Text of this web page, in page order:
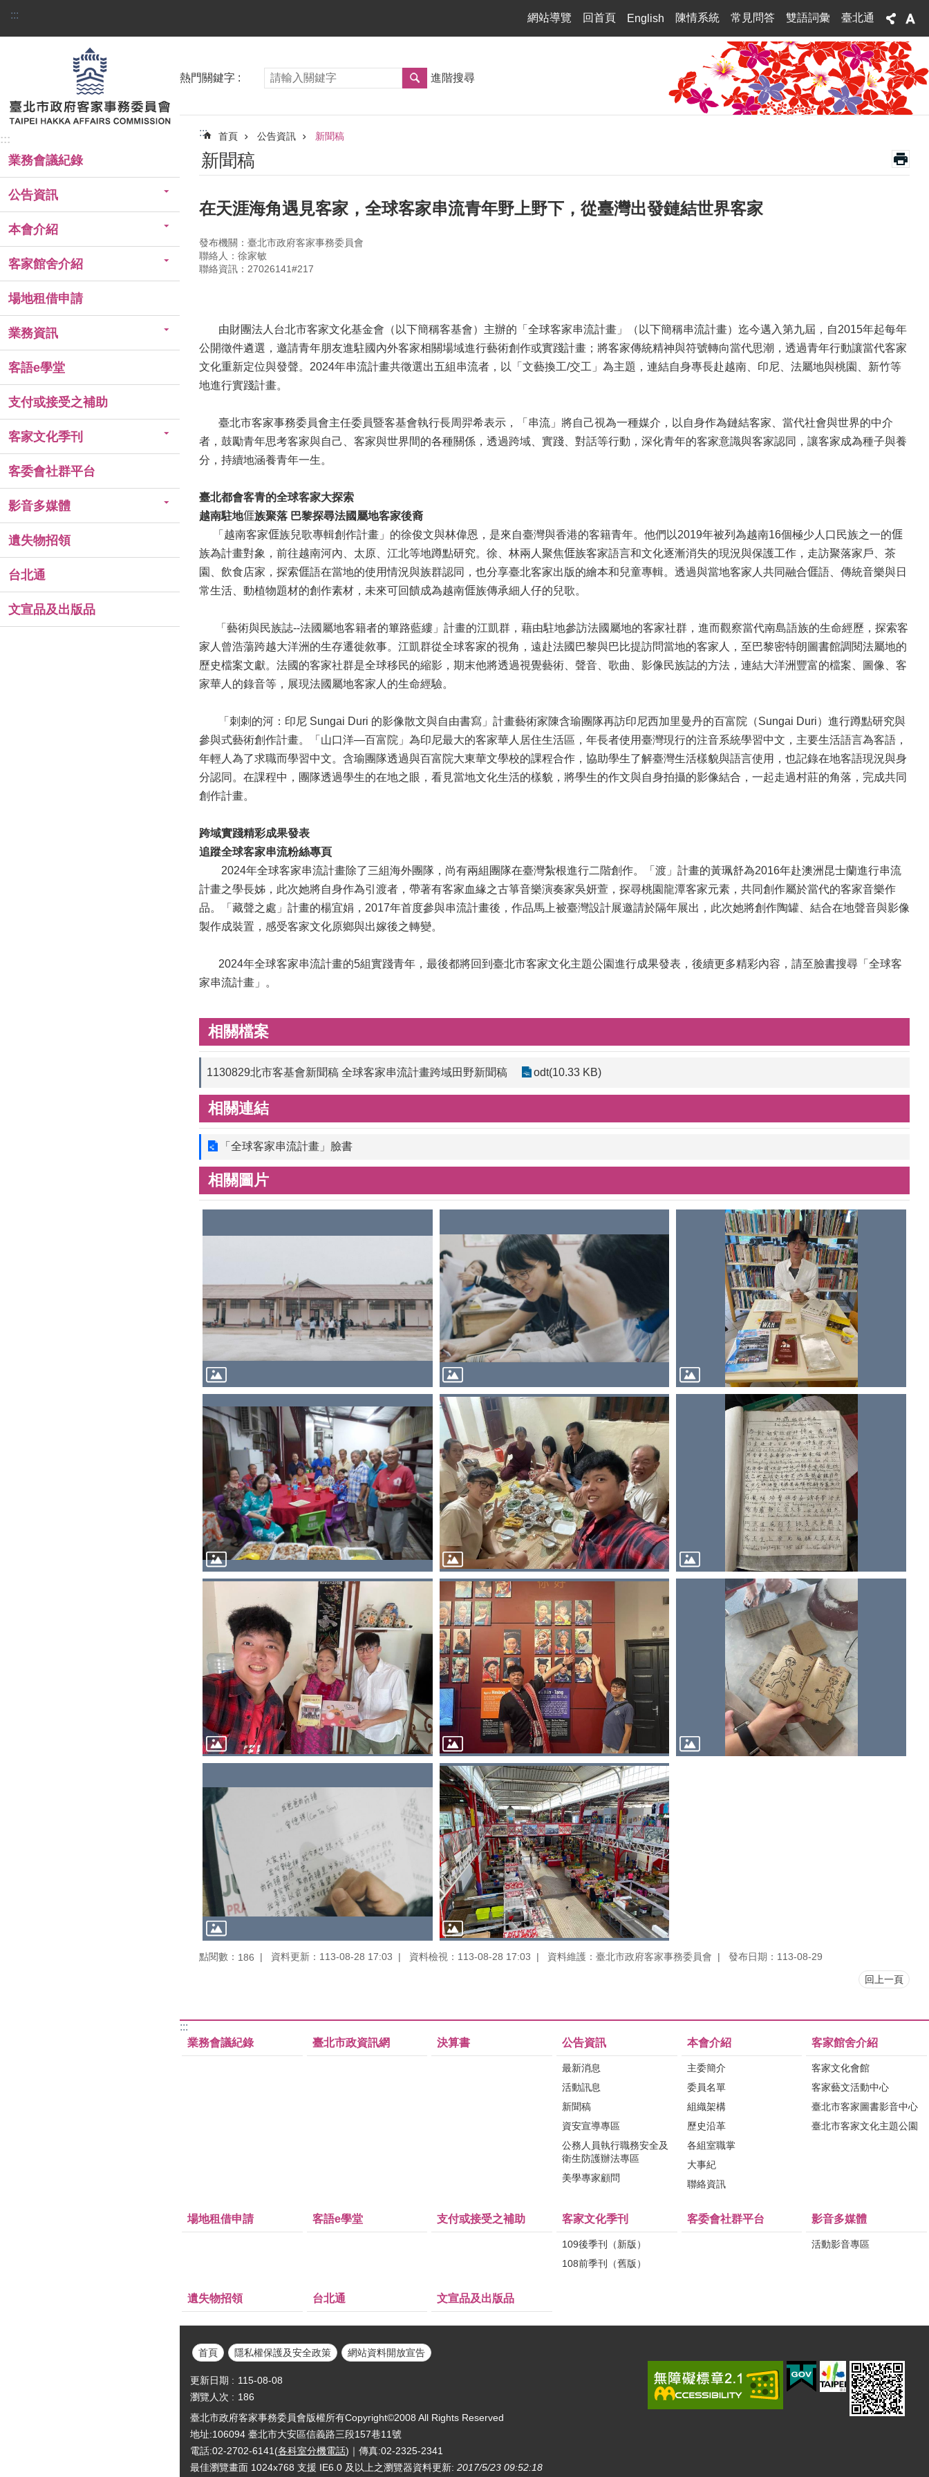
跳到主要內容區塊
::: 網站導覽 回首頁 English 陳情系統 常見問答 雙語詞彙 臺北通
:::
業務會議紀錄
公告資訊
本會介紹
客家館舍介紹
場地租借申請
業務資訊
客語e學堂
支付或接受之補助
客家文化季刊
客委會社群平台
影音多媒體
遺失物招領
台北通
文宣品及出版品
熱門關鍵字 進階搜尋
::: 首頁 公告資訊 新聞稿
新聞稿
在天涯海角遇見客家，全球客家串流青年野上野下，從臺灣出發鏈結世界客家
發布機關：臺北市政府客家事務委員會
聯絡人：徐家敏
聯絡資訊：27026141#217
由財團法人台北市客家文化基金會（以下簡稱客基會）主辦的「全球客家串流計畫」（以下簡稱串流計畫）迄今邁入第九屆，自2015年起每年
公開徵件遴選，邀請青年朋友進駐國內外客家相關場域進行藝術創作或實踐計畫；將客家傳統精神與符號轉向當代思潮，透過青年行動讓當代客家
文化重新定位與發聲。2024年串流計畫共徵選出五組串流者，以「文藝換工/交工」為主題，連結自身專長赴越南、印尼、法屬地與桃園、新竹等
地進行實踐計畫。
臺北市客家事務委員會主任委員暨客基會執行長周羿希表示，「串流」將自己視為一種媒介，以自身作為鏈結客家、當代社會與世界的中介
者，鼓勵青年思考客家與自己、客家與世界間的各種關係，透過跨域、實踐、對話等行動，深化青年的客家意識與客家認同，讓客家成為種子與養
分，持續地涵養青年一生。
臺北都會客青的全球客家大探索
越南駐地𠊎族聚落 巴黎探尋法國屬地客家後裔
「越南客家𠊎族兒歌專輯創作計畫」的徐俊文與林偉恩，是來自臺灣與香港的客籍青年。他們以2019年被列為越南16個極少人口民族之一的𠊎
族為計畫對象，前往越南河內、太原、江北等地蹲點研究。徐、林兩人聚焦𠊎族客家語言和文化逐漸消失的現況與保護工作，走訪聚落家戶、茶
園、飲食店家，探索𠊎語在當地的使用情況與族群認同，也分享臺北客家出版的繪本和兒童專輯。透過與當地客家人共同融合𠊎語、傳統音樂與日
常生活、動植物題材的創作素材，未來可回饋成為越南𠊎族傳承細人仔的兒歌。
「藝術與民族誌--法國屬地客籍者的篳路藍縷」計畫的江凱群，藉由駐地參訪法國屬地的客家社群，進而觀察當代南島語族的生命經歷，探索客
家人曾浩蕩跨越大洋洲的生存遷徙敘事。江凱群從全球客家的視角，遠赴法國巴黎與巴比提訪問當地的客家人，至巴黎密特朗圖書館調閱法屬地的
歷史檔案文獻。法國的客家社群是全球移民的縮影，期末他將透過視覺藝術、聲音、歌曲、影像民族誌的方法，連結大洋洲豐富的檔案、圖像、客
家華人的錄音等，展現法國屬地客家人的生命經驗。
「刺刺的河：印尼 Sungai Duri 的影像散文與自由書寫」計畫藝術家陳含瑜團隊再訪印尼西加里曼丹的百富院（Sungai Duri）進行蹲點研究與
參與式藝術創作計畫。「山口洋—百富院」為印尼最大的客家華人居住生活區，年長者使用臺灣現行的注音系統學習中文，主要生活語言為客語，
年輕人為了求職而學習中文。含瑜團隊透過與百富院大東華文學校的課程合作，協助學生了解臺灣生活樣貌與語言使用，也記錄在地客語現況與身
分認同。在課程中，團隊透過學生的在地之眼，看見當地文化生活的樣貌，將學生的作文與自身拍攝的影像結合，一起走過村莊的角落，完成共同
創作計畫。
跨域實踐精彩成果發表
追蹤全球客家串流粉絲專頁
2024年全球客家串流計畫除了三組海外團隊，尚有兩組團隊在臺灣紮根進行二階創作。「渡」計畫的黃珮舒為2016年赴澳洲昆士蘭進行串流
計畫之學長姊，此次她將自身作為引渡者，帶著有客家血緣之古箏音樂演奏家吳妍萱，探尋桃園龍潭客家元素，共同創作屬於當代的客家音樂作
品。「藏聲之處」計畫的楊宜娟，2017年首度參與串流計畫後，作品馬上被臺灣設計展邀請於隔年展出，此次她將創作陶罐、結合在地聲音與影像
製作成裝置，感受客家文化原鄉與出嫁後之轉變。
2024年全球客家串流計畫的5組實踐青年，最後都將回到臺北市客家文化主題公園進行成果發表，後續更多精彩內容，請至臉書搜尋「全球客
家串流計畫」。
相關檔案
1130829北市客基會新聞稿 全球客家串流計畫跨域田野新聞稿 odt(10.33 KB)
相關連結
「全球客家串流計畫」臉書
相關圖片
點閱數： 186 資料更新：113-08-28 17:03 資料檢視：113-08-28 17:03 資料維護：臺北市政府客家事務委員會 發布日期：113-08-29
回上一頁
:::
業務會議紀錄
臺北市政資訊網 決算書 公告資訊
最新消息
活動訊息
新聞稿
資安宣導專區
公務人員執行職務安全及
衛生防護辦法專區
美學專家顧問
本會介紹
主委簡介
委員名單
組織架構
歷史沿革
各組室職掌
大事紀
聯絡資訊
客家館舍介紹
客家文化會館
客家藝文活動中心
臺北市客家圖書影音中心
臺北市客家文化主題公園
場地租借申請 客語e學堂 支付或接受之補助 客家文化季刊
109後季刊（新版）
108前季刊（舊版）
客委會社群平台 影音多媒體
活動影音專區
遺失物招領 台北通 文宣品及出版品
首頁 隱私權保護及安全政策 網站資料開放宣告
更新日期
115-08-08
瀏覽人次
186
臺北市政府客家事務委員會版權所有Copyright©2008 All Rights Reserved
地址:106094 臺北市大安區信義路三段157巷11號
電話:02-2702-6141(各科室分機電話)｜傳真:02-2325-2341
最佳瀏覽畫面 1024x768 支援 IE6.0 及以上之瀏覽器資料更新: 2017/5/23 09:52:18